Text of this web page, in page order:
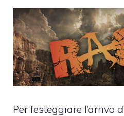
Per festeggiare l’arrivo